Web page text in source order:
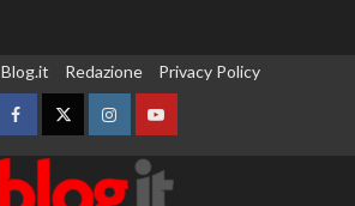
Redazione Privacy Policy
FacebookTwitterInstagramYouTube